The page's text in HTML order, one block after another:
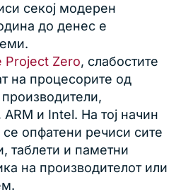
секој модерен
до денес е
Project Zero, слабостите
на процесорите од
ARM и Intel. На тој начин
опфатени речиси сите
таблети и паметни
на производителот или